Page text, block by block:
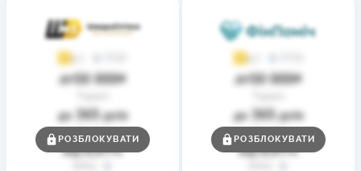
4,1
до50 000₴
до 365днів
Ставка
від0,01%
РОЗБЛОКУВАТИ
4,7
до50 000₴
до 365днів
Ставка
від0,01%
РОЗБЛОКУВАТИ